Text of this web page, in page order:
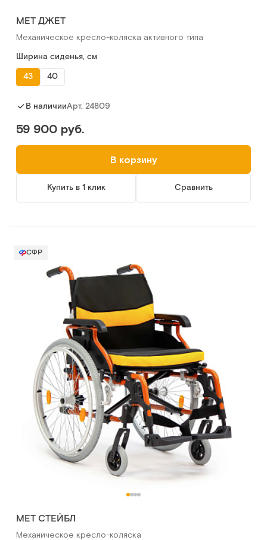
МЕТ ДЖЕТ
Механическое кресло-коляска активного типа
Ширина сиденья, см
43
40
В наличииАрт. 24809
59 900 руб.
В корзину
Купить в 1 клик Сравнить
СФР
МЕТ СТЕЙБЛ
Механическое кресло-коляска